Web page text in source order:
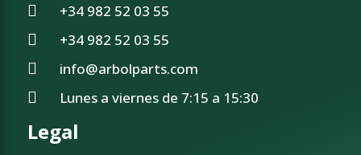
+34 982 52 03 55
+34 982 52 03 55
info@arbolparts.com
Lunes a viernes de 7:15 a 15:30
Legal